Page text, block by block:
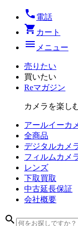
local_phone 電話
shopping_cart カート
menu メニュー
売りたい
買いたい
Reマガジン
カメラを楽し
アールイーカ
全商品
デジタルカメ
フィルム カメ
レンズ
下取買取
中古延長保証
会社概要
search